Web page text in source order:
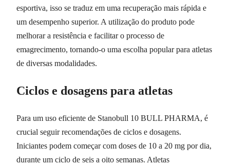
esportiva, isso se traduz em uma recuperação mais rápida e
um desempenho superior. A utilização do produto pode
melhorar a resistência e facilitar o processo de
emagrecimento, tornando-o uma escolha popular para atletas
de diversas modalidades.
Ciclos e dosagens para atletas
Para um uso eficiente de Stanobull 10 BULL PHARMA, é
crucial seguir recomendações de ciclos e dosagens.
Iniciantes podem começar com doses de 10 a 20 mg por dia,
durante um ciclo de seis a oito semanas. Atletas